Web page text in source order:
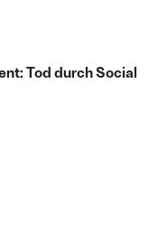
Tod durch Social